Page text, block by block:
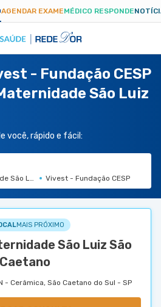
AGENDAR EXAMEMÉDICO RESPONDE
- Fundação CESP
São Luiz
você, rápido e fácil:
São Luiz São Caetano
Vivest - Fundação CESP
MAIS PRÓXIMO
São Luiz São
Caetano
- Cerâmica, São Caetano do Sul - SP